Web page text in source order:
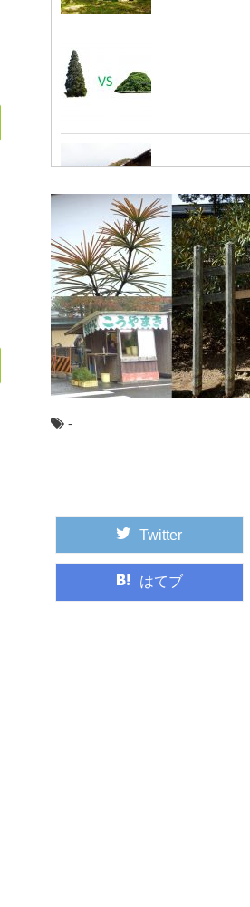
-
Twitter
はてブ